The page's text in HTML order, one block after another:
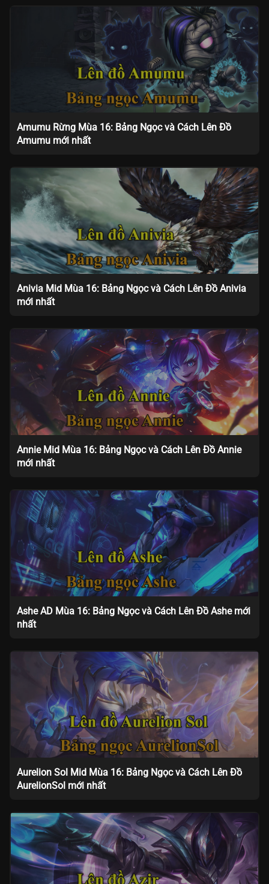
Amumu Rừng Mùa 16: Bảng Ngọc và Cách Lên Đồ
Amumu mới nhất
Anivia Mid Mùa 16: Bảng Ngọc và Cách Lên Đồ Anivia
mới nhất
Annie Mid Mùa 16: Bảng Ngọc và Cách Lên Đồ Annie
mới nhất
Ashe AD Mùa 16: Bảng Ngọc và Cách Lên Đồ Ashe mới
nhất
Aurelion Sol Mid Mùa 16: Bảng Ngọc và Cách Lên Đồ
AurelionSol mới nhất